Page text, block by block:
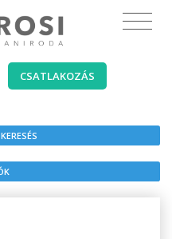
CSATLAKOZÁS